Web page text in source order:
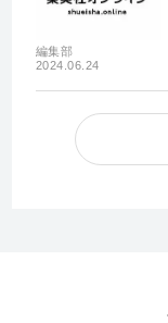
編集部
2024.06.24